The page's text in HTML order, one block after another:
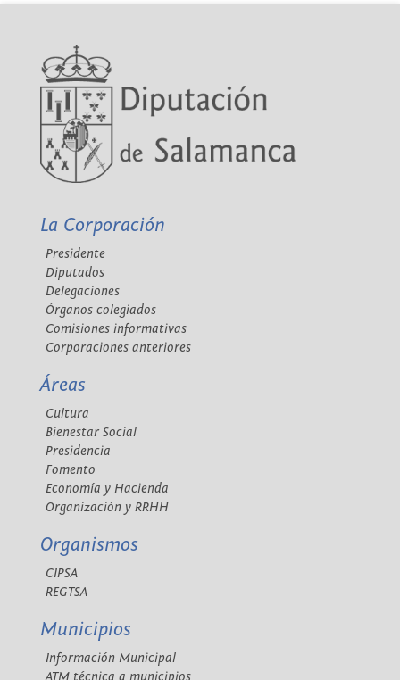
La Corporación
Presidente
Diputados
Delegaciones
Órganos colegiados
Comisiones informativas
Corporaciones anteriores
Áreas
Cultura
Bienestar Social
Presidencia
Fomento
Economía y Hacienda
Organización y RRHH
Organismos
CIPSA
REGTSA
Municipios
Información Municipal
ATM técnica a municipios